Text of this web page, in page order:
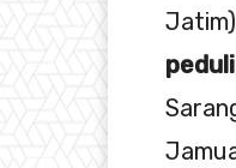
peduli